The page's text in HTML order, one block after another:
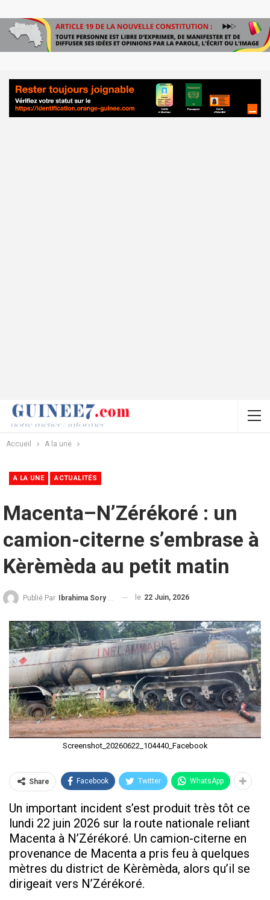
Accueil A la une
A LA UNE ACTUALITÉS
Macenta–N’Zérékoré : un
camion-citerne s’embrase à
Kèrèmèda au petit matin
Publié Par Ibrahima Sory Diallo le 22 Juin, 2026
Screenshot_20260622_104440_Facebook
Share Facebook Twitter WhatsApp
Un important incident s’est produit très tôt ce
lundi 22 juin 2026 sur la route nationale reliant
Macenta à N’Zérékoré. Un camion-citerne en
provenance de Macenta a pris feu à quelques
mètres du district de Kèrèmèda, alors qu’il se
dirigeait vers N’Zérékoré.